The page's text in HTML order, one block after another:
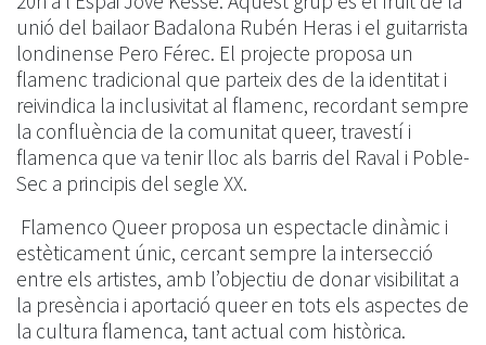
unió del bailaor Badalona Rubén Heras i el guitarrista
londinense Pero Férec. El projecte proposa un
flamenc tradicional que parteix des de la identitat i
reivindica la inclusivitat al flamenc, recordant sempre
la confluència de la comunitat queer, travestí i
flamenca que va tenir lloc als barris del Raval i Poble-
Sec a principis del segle XX.
Flamenco Queer proposa un espectacle dinàmic i
estèticament únic, cercant sempre la intersecció
entre els artistes, amb l’objectiu de donar visibilitat a
la presència i aportació queer en tots els aspectes de
la cultura flamenca, tant actual com històrica.